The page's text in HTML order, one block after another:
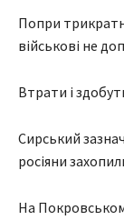
Попри
військові не
Втрати і
Сирський
росіяни
На